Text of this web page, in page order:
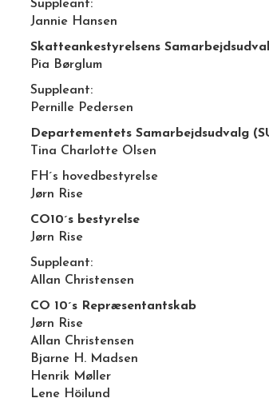
Suppleant:
Jannie Hansen
Skatteankestyrelsens
Pia Børglum
Suppleant:
Pernille Pedersen
Departementets Samarbejdsudvalg
Tina Charlotte Olsen
FH´s hovedbestyrelse
Jørn Rise
CO10´s bestyrelse
Jørn Rise
Suppleant:
Allan Christensen
CO 10´s Repræsentantskab
Jørn Rise
Allan Christensen
Bjarne H. Madsen
Henrik Møller
Lene Höilund